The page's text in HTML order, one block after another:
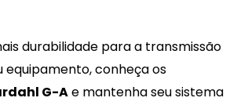
durabilidade para a transmissão
equipamento, conheça os
G-Ae mantenha seu sistema